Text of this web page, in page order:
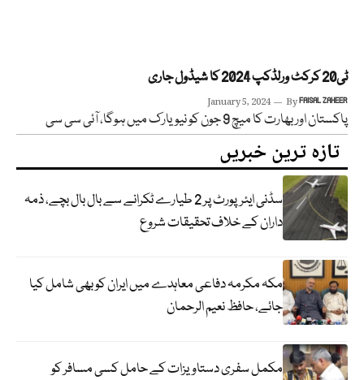
ٹی20 کرکٹ ورلڈکپ 2024 کا شیڈول جاری
January 5, 2024 ByFAISAL ZAHEER
پاکستان اور بھارت کا میچ 9 جون کو نیویارک میں ہوگا، آئی سی سی
تازہ ترین خبریں
سڈنی ایئرپورٹ پر 2 طیارے ٹکرانے سے بال بال بچے، ذمہ
داران کے خلاف تحقیقات شروع
مکہ مکرمہ دفاعی معاہدے میں ایران کو بھی شامل کیا
جائے، حافظ نعیم الرحمان
مکمل سفری دستاویزات کے حامل کسی مسافر کو